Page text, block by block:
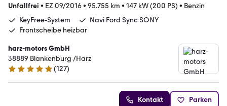
Unfallfrei • EZ 09/2016• 95.755 km • 147 kW (200 PS) • Benzin
KeyFree-System
Navi Ford Sync SONY
Frontscheibe heizbar
harz-motors GmbH
38889 Blankenburg /Harz
5 Sterne
(127)
Kontakt Parken